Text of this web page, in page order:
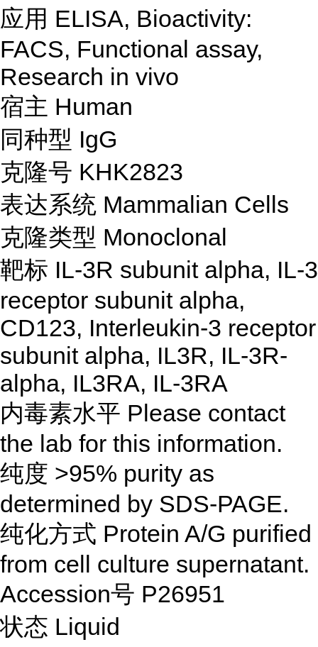
应用 ELISA, Bioactivity:
FACS, Functional assay,
Research in vivo
宿主 Human
同种型 IgG
克隆号 KHK2823
表达系统 Mammalian Cells
克隆类型 Monoclonal
靶标 IL-3R subunit alpha, IL-3
receptor subunit alpha,
CD123, Interleukin-3 receptor
subunit alpha, IL3R, IL-3R-
alpha, IL3RA, IL-3RA
内毒素水平 Please contact
the lab for this information.
纯度 >95% purity as
determined by SDS-PAGE.
纯化方式 Protein A/G purified
from cell culture supernatant.
Accession号 P26951
状态 Liquid